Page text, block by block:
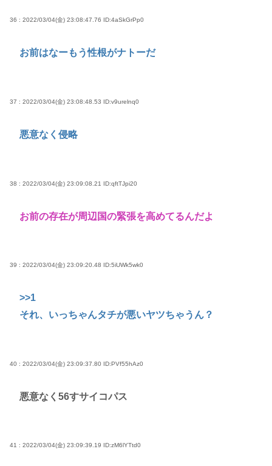
36 : 2022/03/04(金) 23:08:47.76 ID:4aSkGrPp0
お前はなーもう性根がナトーだ
37 : 2022/03/04(金) 23:08:48.53 ID:v9urelnq0
悪意なく侵略
38 : 2022/03/04(金) 23:09:08.21 ID:qftTJpi20
お前の存在が周辺国の緊張を高めてるんだよ
39 : 2022/03/04(金) 23:09:20.48 ID:5iUWk5wk0
>>1
それ、いっちゃんタチが悪いヤツちゃうん？
40 : 2022/03/04(金) 23:09:37.80 ID:PVf55hAz0
悪意なく56すサイコパス
41 : 2022/03/04(金) 23:09:39.19 ID:zM6lYTtd0